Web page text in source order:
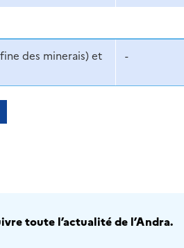
des minerais) et
-
toute l’actualité de l’Andra.